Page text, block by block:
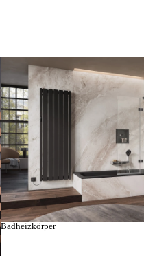
Badheizkörper